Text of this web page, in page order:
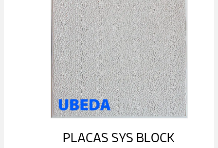
PLACAS SYS BLOCK